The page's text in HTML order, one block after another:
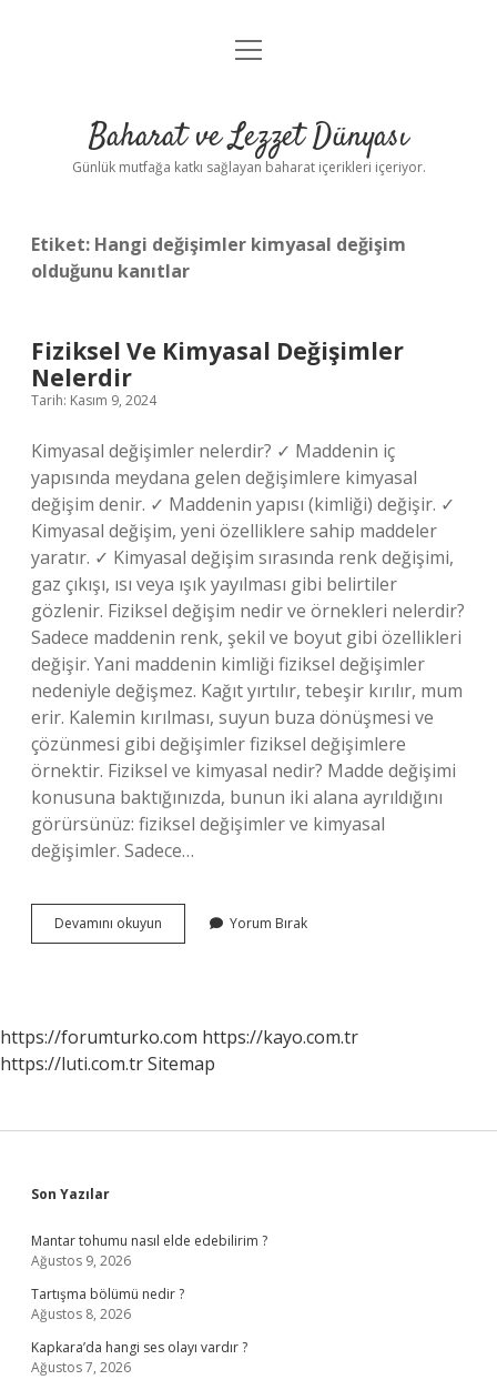
Anasayfa
Yasal Uyarı
menüyü
Baharat ve Lezzet Dünyası
Günlük mutfağa katkı sağlayan baharat içerikleri içeriyor.
Etiket: Hangi değişimler kimyasal değişim
olduğunu kanıtlar
Fiziksel Ve Kimyasal Değişimler
Nelerdir
Tarih: Kasım 9, 2024
Kimyasal değişimler nelerdir? ✓ Maddenin iç
yapısında meydana gelen değişimlere kimyasal
değişim denir. ✓ Maddenin yapısı (kimliği) değişir. ✓
Kimyasal değişim, yeni özelliklere sahip maddeler
yaratır. ✓ Kimyasal değişim sırasında renk değişimi,
gaz çıkışı, ısı veya ışık yayılması gibi belirtiler
gözlenir. Fiziksel değişim nedir ve örnekleri nelerdir?
Sadece maddenin renk, şekil ve boyut gibi özellikleri
değişir. Yani maddenin kimliği fiziksel değişimler
nedeniyle değişmez. Kağıt yırtılır, tebeşir kırılır, mum
erir. Kalemin kırılması, suyun buza dönüşmesi ve
çözünmesi gibi değişimler fiziksel değişimlere
örnektir. Fiziksel ve kimyasal nedir? Madde değişimi
konusuna baktığınızda, bunun iki alana ayrıldığını
görürsünüz: fiziksel değişimler ve kimyasal
değişimler. Sadece…
Devamını okuyun
Ve
Yorum Bırak
https://forumturko.com https://kayo.com.tr
https://luti.com.trSitemap
Sidebar
Son Yazılar
Mantar tohumu nasıl elde edebilirim ?
Ağustos 9, 2026
Tartışma bölümü nedir ?
Ağustos 8, 2026
Kapkara’da hangi ses olayı vardır ?
Ağustos 7, 2026